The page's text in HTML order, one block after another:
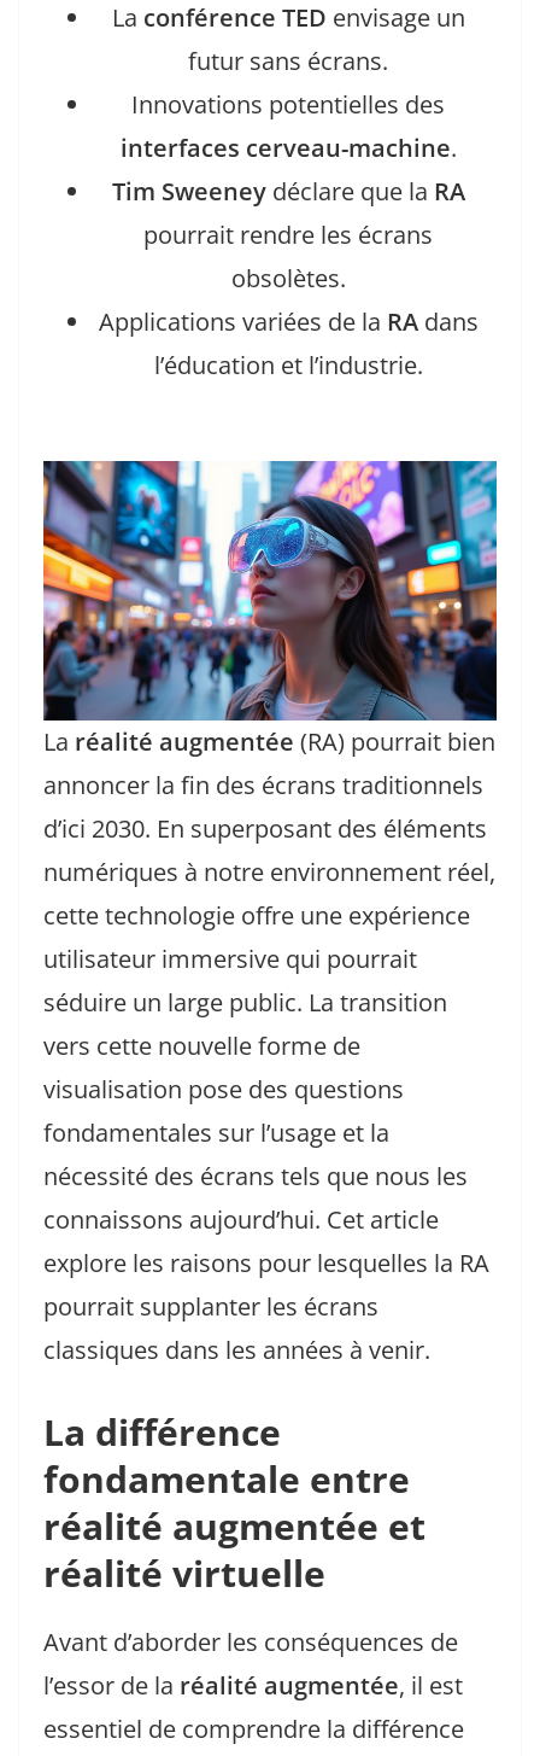
La conférence TED envisage un
futur sans écrans.
Innovations potentielles des
interfaces cerveau-machine.
Tim Sweeneydéclare que la RA
pourrait rendre les écrans
obsolètes.
Applications variées de la RAdans
l’éducation et l’industrie.
La réalité augmentée (RA) pourrait bien
annoncer la fin des écrans traditionnels
d’ici 2030. En superposant des éléments
numériques à notre environnement réel,
cette technologie offre une expérience
utilisateur immersive qui pourrait
séduire un large public. La transition
vers cette nouvelle forme de
visualisation pose des questions
fondamentales sur l’usage et la
nécessité des écrans tels que nous les
connaissons aujourd’hui. Cet article
explore les raisons pour lesquelles la RA
pourrait supplanter les écrans
classiques dans les années à venir.
La différence
fondamentale entre
réalité augmentée et
réalité virtuelle
Avant d’aborder les conséquences de
l’essor de la réalité augmentée, il est
essentiel de comprendre la différence